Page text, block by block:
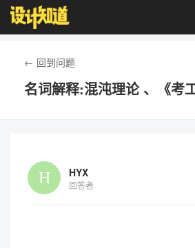
← 回到问题
名词解释:混沌理论 、《考
HYX
回答者